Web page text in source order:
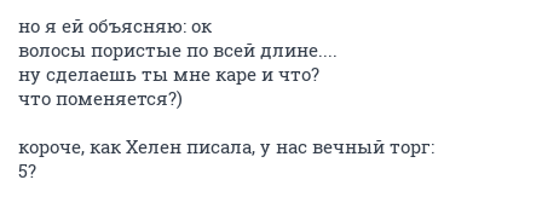
но я ей объясняю: ок
волосы пористые по всей длине....
ну сделаешь ты мне каре и что?
что поменяется?)
короче, как Хелен писала, у нас вечный торг:
5?